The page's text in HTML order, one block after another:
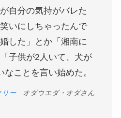
自分の気持がバレた
いにしちゃったんで
した」とか「湘南に
子供が2人いて、犬が
ことを言い始めた。
リーオダウエダ・オダさん